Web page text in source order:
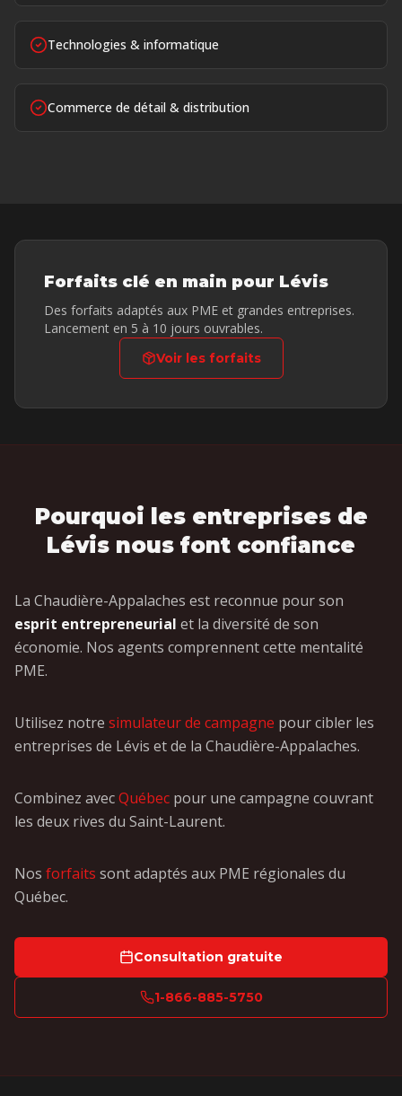
Technologies & informatique
Commerce de détail & distribution
Forfaits clé en main pour Lévis
Des forfaits adaptés aux PME et grandes entreprises.
Lancement en 5 à 10 jours ouvrables.
Voir les forfaits
Pourquoi les entreprises de
Lévis nous font confiance
La Chaudière-Appalaches est reconnue pour son
esprit entrepreneurial et la diversité de son
économie. Nos agents comprennent cette mentalité
PME.
Utilisez notre simulateur de campagne pour cibler les
entreprises de Lévis et de la Chaudière-Appalaches.
Combinez avecQuébec pour une campagne couvrant
les deux rives du Saint-Laurent.
Nos forfaits sont adaptés aux PME régionales du
Québec.
Consultation gratuite
1-866-885-5750